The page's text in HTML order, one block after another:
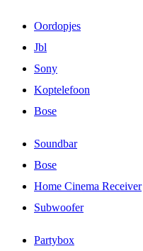
Oordopjes
Jbl
Sony
Koptelefoon
Bose
Soundbar
Bose
Home Cinema Receiver
Subwoofer
Partybox